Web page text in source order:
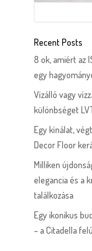
Recent Posts
8 ok, amiért az
egy
Vízálló vagy
különbséget
Egy kínálat,
Decor Floor
Milliken
elegancia és a
találkozása
Egy ikonikus
– a Citadella